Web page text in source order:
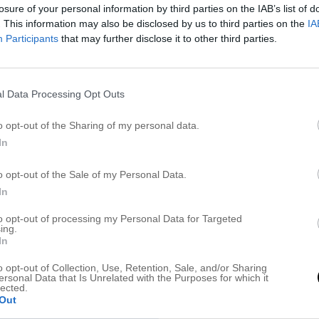
of your personal information by third parties on the IAB’s list of
This information may also be disclosed by us to third parties on the
Participants that may further disclose it to other third parties.
Data Processing Opt Outs
opt-out of the Sharing of my personal data.
opt-out of the Sale of my Personal Data.
opt-out of processing my Personal Data for Targeted
opt-out of Collection, Use, Retention, Sale, and/or Sharing
Data that Is Unrelated with the Purposes for which it
så fick jag plötsligt en överansträngd och
höften och arslet. Är så arg nu att jag knappt